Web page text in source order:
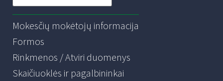
Mokesčių mokėtojų informacija
Formos
Rinkmenos / Atviri duomenys
Skaičiuoklės ir pagalbininkai